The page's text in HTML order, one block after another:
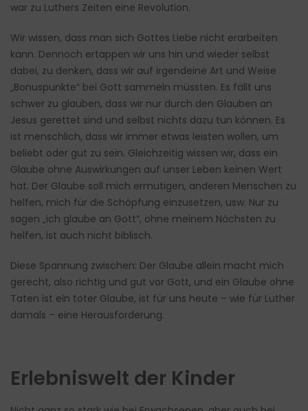
war zu Luthers Zeiten eine Revolution.
Wir wissen, dass man sich Gottes Liebe nicht erarbeiten
kann. Dennoch ertappen wir uns hin und wieder selbst
dabei, zu denken, dass wir auf irgendeine Art und Weise
„Bonuspunkte“ bei Gott sammeln müssten. Es fällt uns
schwer zu glauben, dass wir nur durch den Glauben an
Jesus gerettet sind und selbst nichts dazu tun können. Es
ist menschlich, dass wir immer etwas leisten wollen, um
beliebt oder gut zu sein. Gleichzeitig wissen wir, dass ein
Glaube ohne Auswirkungen auf unser Leben keinen Wert
hat. Der Glaube soll mich ermutigen, anderen Menschen zu
helfen, mich für die Schöpfung einzusetzen, usw. Nur zu
sagen „ich glaube an Gott“, ohne meinem Nächsten zu
helfen, ist auch nicht biblisch.
Diese Spannung zwischen: Der Glaube allein macht mich
gerecht, also richtig und gut vor Gott, und ein Glaube ohne
Taten ist ein toter Glaube, ist für uns heute – wie für Luther
damals – eine Herausforderung.
Erlebniswelt der Kinder